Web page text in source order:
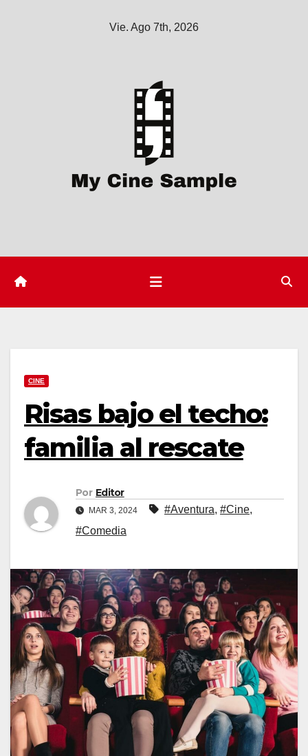
Vie. Ago 7th, 2026
CINE
Risas bajo el techo:
familia al rescate
Por Editor
MAR 3, 2024 #Aventura, #Cine,
#Comedia